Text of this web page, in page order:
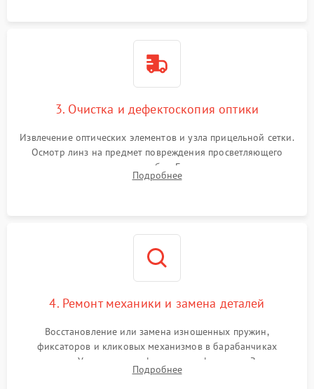
3. Очистка и дефектоскопия оптики
Извлечение оптических элементов и узла прицельной сетки.
Осмотр линз на предмет повреждения просветляющего
покрытия или появления грибка. Бережная очистка стекол
спецрастворами. Проверка целостности гравированной
Подробнее
4. Ремонт механики и замена деталей
Восстановление или замена изношенных пружин,
фиксаторов и кликовых механизмов в барабанчиках
поправок. Устранение люфтов в трансфокаторе. Замена
поврежденных линз, разбитой сетки или восстановление
Подробнее